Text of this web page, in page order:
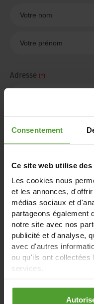
Consentement
Ce site web utilise des
Les cookies nous
et les annonces,
médias sociaux et
partageons également
notre site avec nos
publicité et d'analyse,
avec d'autres
ou qu'ils ont collectées
services.
En cliquant sur le
vous pouvez choisir
Adresse (*)
E-mail(*)
Téléphone
Possédez-vous déjà